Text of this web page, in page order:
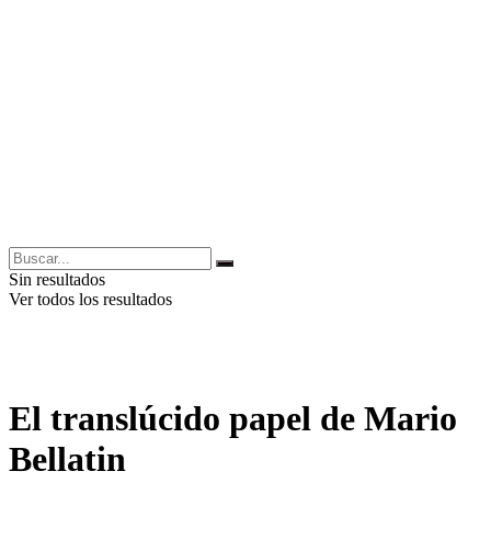
Sin resultados
Ver todos los resultados
El translúcido papel de Mario
Bellatin